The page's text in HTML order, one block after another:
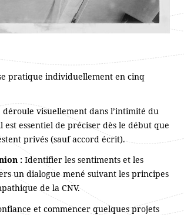
pratique individuellement en cinq
déroule visuellement dans l’intimité du
est essentiel de préciser dès le début que
privés (sauf accord écrit).
: Identifier les sentiments et les
un dialogue mené suivant les principes
de la CNV.
et commencer quelques projets